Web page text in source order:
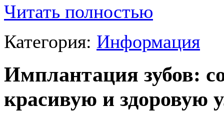
Читать полностью
Категория: Информация
Имплантация зубов:
красивую и здоровую